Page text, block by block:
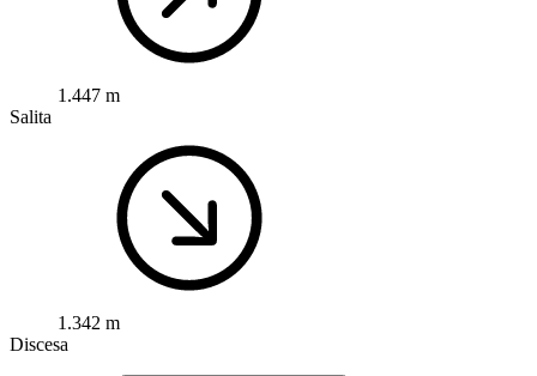
1.447 m
Salita
1.342 m
Discesa